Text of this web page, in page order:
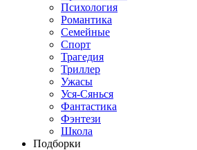
Психология
Романтика
Семейные
Спорт
Трагедия
Триллер
Ужасы
Уся-Сянься
Фантастика
Фэнтези
Школа
Подборки